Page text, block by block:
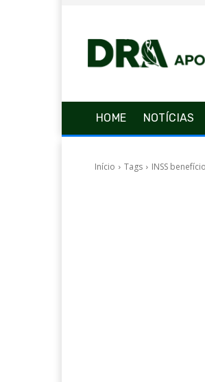
HOME NOTÍCIAS
Início Tags INSS